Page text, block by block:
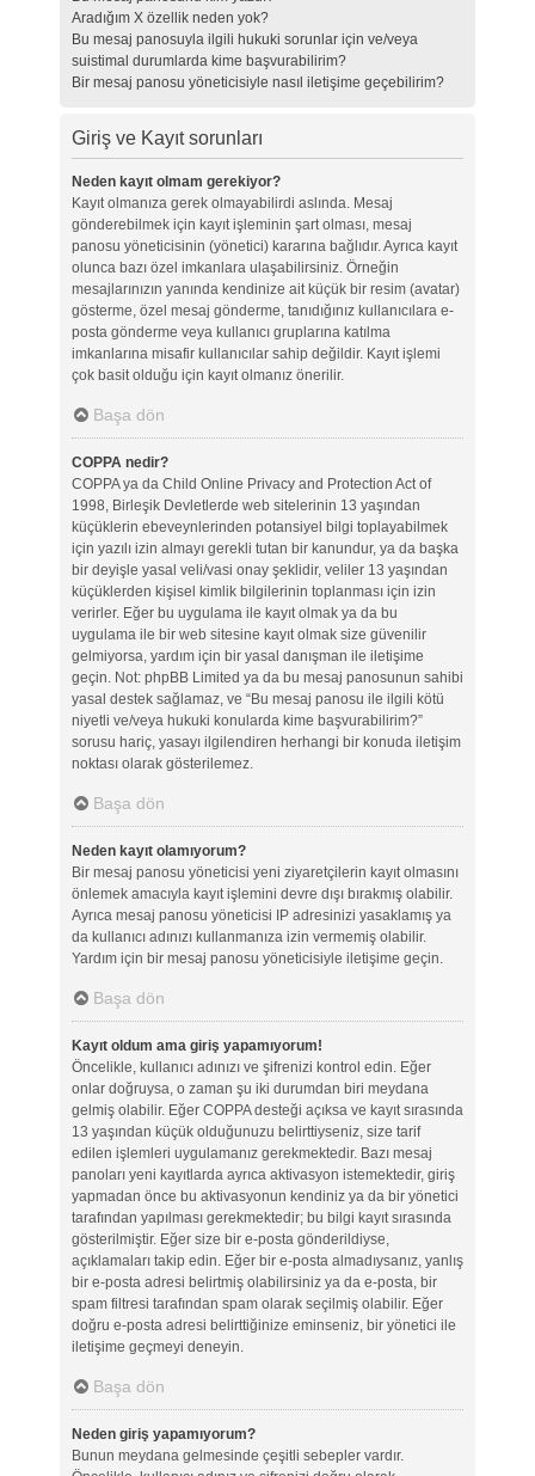
Aradığım X özellik neden yok?
Bu mesaj panosuyla ilgili hukuki sorunlar için ve/veya
suistimal durumlarda kime başvurabilirim?
Bir mesaj panosu yöneticisiyle nasıl iletişime geçebilirim?
Giriş ve Kayıt sorunları
Neden kayıt olmam gerekiyor?
Kayıt olmanıza gerek olmayabilirdi aslında. Mesaj
gönderebilmek için kayıt işleminin şart olması, mesaj
panosu yöneticisinin (yönetici) kararına bağlıdır. Ayrıca kayıt
olunca bazı özel imkanlara ulaşabilirsiniz. Örneğin
mesajlarınızın yanında kendinize ait küçük bir resim (avatar)
gösterme, özel mesaj gönderme, tanıdığınız kullanıcılara e-
posta gönderme veya kullanıcı gruplarına katılma
imkanlarına misafir kullanıcılar sahip değildir. Kayıt işlemi
çok basit olduğu için kayıt olmanız önerilir.
Başa dön
COPPA nedir?
COPPA ya da Child Online Privacy and Protection Act of
1998, Birleşik Devletlerde web sitelerinin 13 yaşından
küçüklerin ebeveynlerinden potansiyel bilgi toplayabilmek
için yazılı izin almayı gerekli tutan bir kanundur, ya da başka
bir deyişle yasal veli/vasi onay şeklidir, veliler 13 yaşından
küçüklerden kişisel kimlik bilgilerinin toplanması için izin
verirler. Eğer bu uygulama ile kayıt olmak ya da bu
uygulama ile bir web sitesine kayıt olmak size güvenilir
gelmiyorsa, yardım için bir yasal danışman ile iletişime
geçin. Not: phpBB Limited ya da bu mesaj panosunun sahibi
yasal destek sağlamaz, ve “Bu mesaj panosu ile ilgili kötü
niyetli ve/veya hukuki konularda kime başvurabilirim?”
sorusu hariç, yasayı ilgilendiren herhangi bir konuda iletişim
noktası olarak gösterilemez.
Başa dön
Neden kayıt olamıyorum?
Bir mesaj panosu yöneticisi yeni ziyaretçilerin kayıt olmasını
önlemek amacıyla kayıt işlemini devre dışı bırakmış olabilir.
Ayrıca mesaj panosu yöneticisi IP adresinizi yasaklamış ya
da kullanıcı adınızı kullanmanıza izin vermemiş olabilir.
Yardım için bir mesaj panosu yöneticisiyle iletişime geçin.
Başa dön
Kayıt oldum ama giriş yapamıyorum!
Öncelikle, kullanıcı adınızı ve şifrenizi kontrol edin. Eğer
onlar doğruysa, o zaman şu iki durumdan biri meydana
gelmiş olabilir. Eğer COPPA desteği açıksa ve kayıt sırasında
13 yaşından küçük olduğunuzu belirttiyseniz, size tarif
edilen işlemleri uygulamanız gerekmektedir. Bazı mesaj
panoları yeni kayıtlarda ayrıca aktivasyon istemektedir, giriş
yapmadan önce bu aktivasyonun kendiniz ya da bir yönetici
tarafından yapılması gerekmektedir; bu bilgi kayıt sırasında
gösterilmiştir. Eğer size bir e-posta gönderildiyse,
açıklamaları takip edin. Eğer bir e-posta almadıysanız, yanlış
bir e-posta adresi belirtmiş olabilirsiniz ya da e-posta, bir
spam filtresi tarafından spam olarak seçilmiş olabilir. Eğer
doğru e-posta adresi belirttiğinize eminseniz, bir yönetici ile
iletişime geçmeyi deneyin.
Başa dön
Neden giriş yapamıyorum?
Bunun meydana gelmesinde çeşitli sebepler vardır.